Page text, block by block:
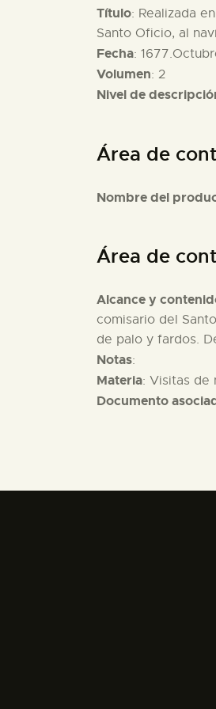
Título: Realizada
Santo Oficio, al
Fecha:
Volumen: 2
Nivel de
Área de
Nombre del
Área de
Alcance y
comisario del
de palo y fardos.
Notas:
Materia: Visitas de
Documento